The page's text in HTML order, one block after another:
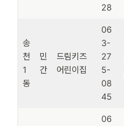
28
송
천
1
동
민
간
드림키즈
어린이집
06
3-
27
5-
08
45
06